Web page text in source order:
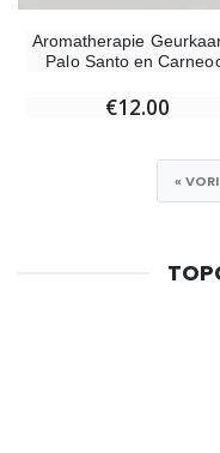
Aromatherapie
Palo Santo en
€12.00
«